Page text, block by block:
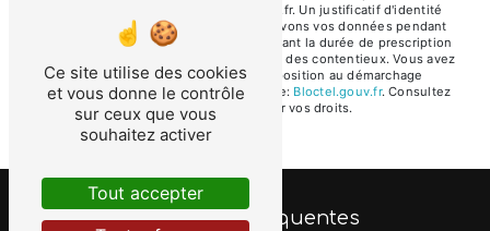
électronique à l'adresse acdo@wanadoo.fr. Un justificatif d'identité
pourra vous être demandé. Nous conservons vos données pendant
la période de prise de contact puis pendant la durée de prescription
légale aux fins probatoires et de gestion des contentieux. Vous avez
le droit de vous inscrire sur la liste d'opposition au démarchage
téléphonique, disponible à cette adresse:
Bloctel.gouv.fr. Consultez
le site cnil.fr pour plus d’informations sur vos droits.
Recherches fréquentes
Ce site utilise des cookies
et vous donne le contrôle
sur ceux que vous
souhaitez activer
Tout accepter